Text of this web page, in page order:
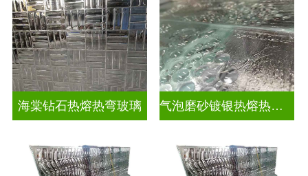
海棠钻石热熔热弯玻璃 气泡磨砂镀银热熔热弯玻璃